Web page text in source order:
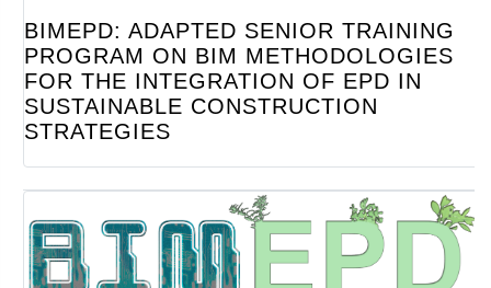
BIMEPD: ADAPTED SENIOR TRAINING
PROGRAM ON BIM METHODOLOGIES
FOR THE INTEGRATION OF EPD IN
SUSTAINABLE CONSTRUCTION
STRATEGIES